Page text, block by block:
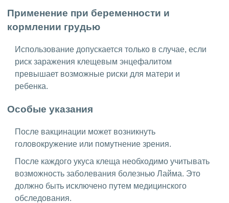
Применение при беременности и
кормлении грудью
Использование допускается только в случае, если
риск заражения клещевым энцефалитом
превышает возможные риски для матери и
ребенка.
Особые указания
После вакцинации может возникнуть
головокружение или помутнение зрения.
После каждого укуса клеща необходимо учитывать
возможность заболевания болезнью Лайма. Это
должно быть исключено путем медицинского
обследования.